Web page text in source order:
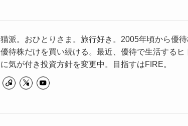
猫派。おひとりさま。旅行好き。2005年頃から優
優待株だけを買い続ける。最近、優待で生活する
に気が付き投資方針を変更中。目指すはFIRE。